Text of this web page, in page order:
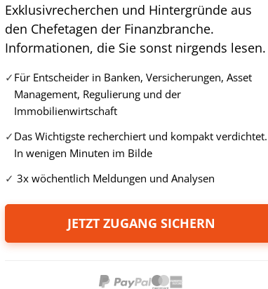
Exklusivrecherchen und Hintergründe aus
den Chefetagen der Finanzbranche.
Informationen, die Sie sonst nirgends lesen.
Für Entscheider in Banken, Versicherungen, Asset
Management, Regulierung und der
Immobilienwirtschaft
Das Wichtigste recherchiert und kompakt verdichtet.
In wenigen Minuten im Bilde
3x wöchentlich Meldungen und Analysen
JETZT ZUGANG SICHERN